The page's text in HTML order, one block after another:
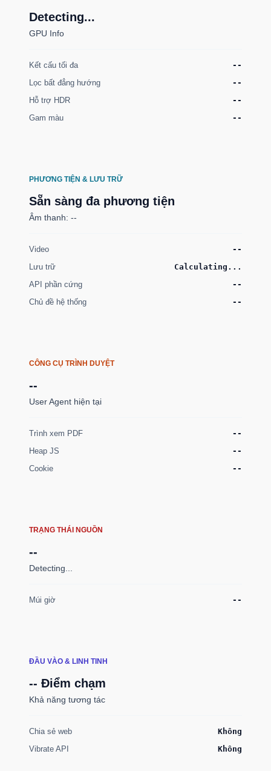
Detecting...
GPU Info
Kết cấu tối đa
--
Lọc bất đẳng hướng
--
Hỗ trợ HDR
--
Gam màu
--
PHƯƠNG TIỆN & LƯU TRỮ
Sẵn sàng đa phương tiện
Âm thanh: --
Video
--
Lưu trữ
Calculating...
API phần cứng
--
Chủ đề hệ thống
--
CÔNG CỤ TRÌNH DUYỆT
--
User Agent hiện tại
Trình xem PDF
--
Heap JS
--
Cookie
--
TRẠNG THÁI NGUỒN
--
Detecting...
Múi giờ --
ĐẦU VÀO & LINH TINH
-- Điểm chạm
Khả năng tương tác
Chia sẻ web
Không
Vibrate API
Không